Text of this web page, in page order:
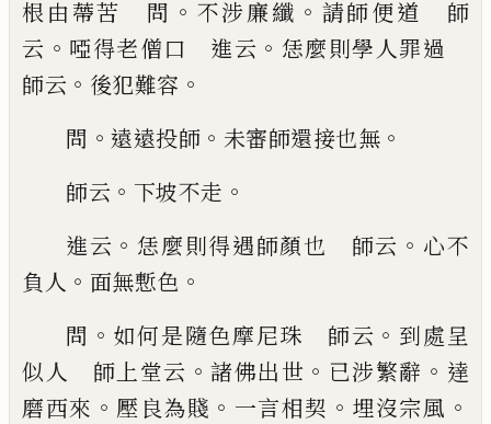
根由蔕苦 問 。 不涉廉纖 。 請師便道 師
云 。 啞得老僧口 進云 。 恁麼則學人罪過
師云 。 後犯難容 。
問 。 遠遠投師 。 未審師還接也無 。
師云 。 下坡不走 。
進云 。 恁麼則得遇師顏也 師云 。 心不
負人 。 面無慙色 。
問 。 如何是隨色摩尼珠 師云 。 到處呈
似人 師上堂云 。諸佛出世 。 已涉繁辭 。 達
磨西來 。 壓良為賤 。 一言相契 。 埋沒宗風 。